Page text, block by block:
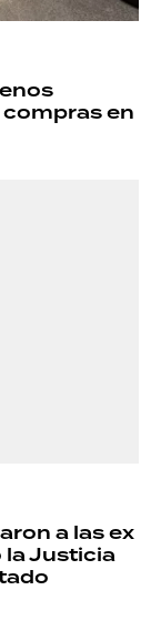
en
a las ex
la Justicia